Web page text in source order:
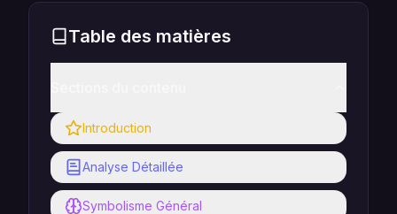
Table des matières
Introduction
Analyse Détaillée
Symbolisme Général